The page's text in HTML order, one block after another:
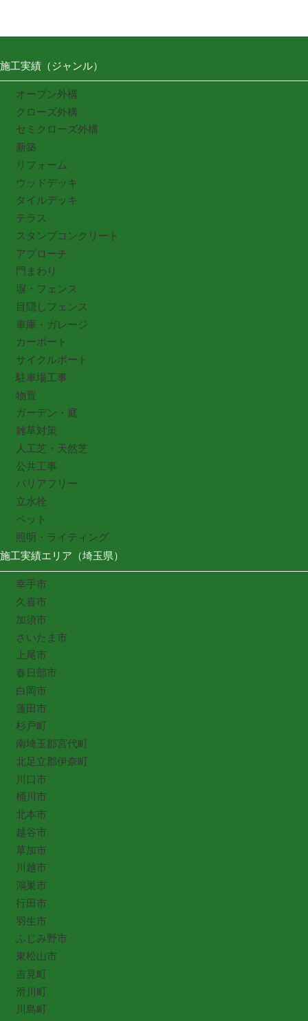
施工実績（ジャンル）
オープン外構
クローズ外構
セミクローズ外構
新築
リフォーム
ウッドデッキ
タイルデッキ
テラス
スタンプコンクリート
アプローチ
門まわり
塀・フェンス
目隠しフェンス
車庫・ガレージ
カーポート
サイクルポート
駐車場工事
物置
ガーデン・庭
雑草対策
人工芝・天然芝
公共工事
バリアフリー
立水栓
ペット
照明・ライティング
施工実績エリア（埼玉県）
幸手市
久喜市
加須市
さいたま市
上尾市
春日部市
白岡市
蓮田市
杉戸町
南埼玉郡宮代町
北足立郡伊奈町
川口市
桶川市
北本市
越谷市
草加市
川越市
鴻巣市
行田市
羽生市
ふじみ野市
東松山市
吉見町
滑川町
川島町